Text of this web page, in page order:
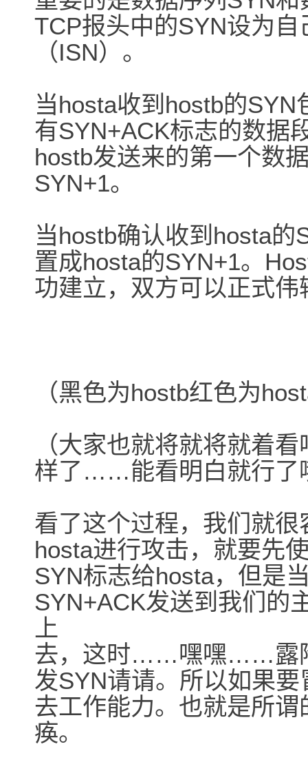
TCP报头中的SYN设为
（ISN）。
当hosta收到hostb的
有SYN+ACK标志的数据
hostb发送来的第一个数
SYN+1。
当hostb确认收到hosta的
置成hosta的SYN+1。
功建立，双方可以正式
（黑色为hostb红色为
（大家也就将就将就着
样了……能看明白就行了
看了这个过程，我们就
hosta进行攻击，就要先
SYN标志给hosta，但是
SYN+ACK发送到我们的
上
去，这时……嘿嘿……露
发SYN请请。所以如果
去工作能力。也就是所
痪。